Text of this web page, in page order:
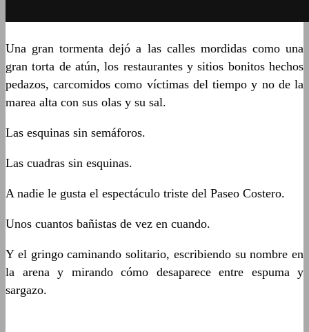
Una gran tormenta dejó a las calles mordidas como una
gran torta de atún, los restaurantes y sitios bonitos hechos
pedazos, carcomidos como víctimas del tiempo y no de la
marea alta con sus olas y su sal.
Las esquinas sin semáforos.
Las cuadras sin esquinas.
A nadie le gusta el espectáculo triste del Paseo Costero.
Unos cuantos bañistas de vez en cuando.
Y el gringo caminando solitario, escribiendo su nombre en
la arena y mirando cómo desaparece entre espuma y
sargazo.